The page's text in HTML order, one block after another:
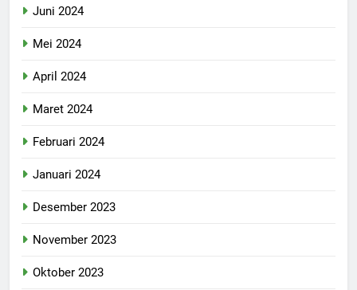
Juni 2024
Mei 2024
April 2024
Maret 2024
Februari 2024
Januari 2024
Desember 2023
November 2023
Oktober 2023